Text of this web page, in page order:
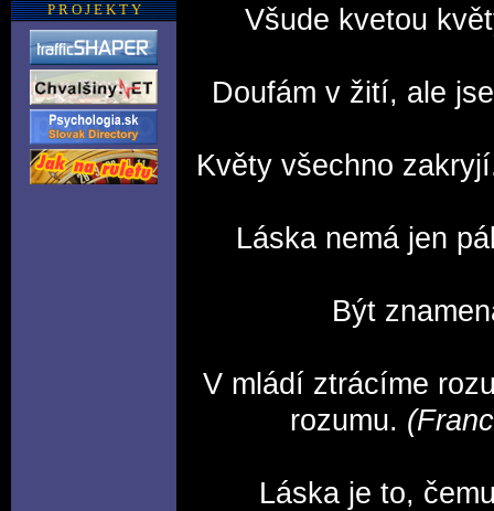
P R O J E K T Y Všude kvetou
Doufám v žití, ale
Květy všechno
Láska nemá jen
Být
V mládí ztrácíme
rozumu.
Láska je to,